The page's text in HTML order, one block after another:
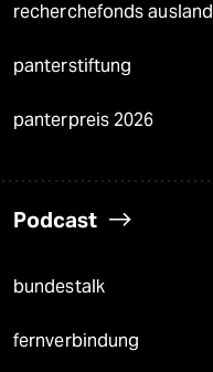
recherchefonds ausland
panterstiftung
panterpreis 2026
Podcast
bundestalk
fernverbindung